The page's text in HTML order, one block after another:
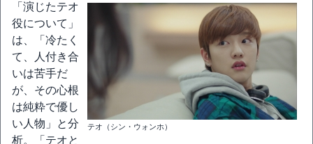
テオ（シン・ウォンホ）
「演じたテオ
役について」
は、「冷たく
て、人付き合
いは苦手だ
が、その心根
は純粋で優し
い人物」と分
析。「テオと